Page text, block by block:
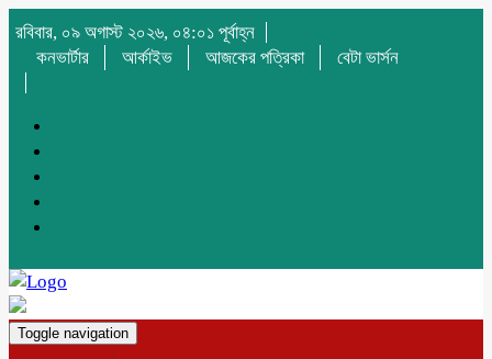
রবিবার, ০৯ অগাস্ট ২০২৬, ০৪:০১ পূর্বাহ্ন
কনভার্টার
আর্কাইভ আজকের পত্রিকা বেটা ভার্সন
Toggle navigation